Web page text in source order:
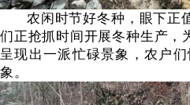
农闲时节好冬种，眼下正
们正抢抓时间开展冬种生产，
呈现出一派忙碌景象，农户
象。